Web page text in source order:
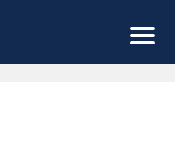
Menu